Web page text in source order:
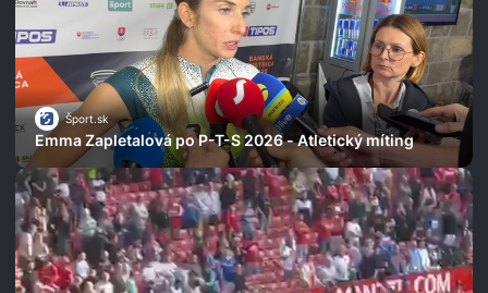
Šport.sk
Emma Zapletalová po P-T-S 2026 - Atletický míting